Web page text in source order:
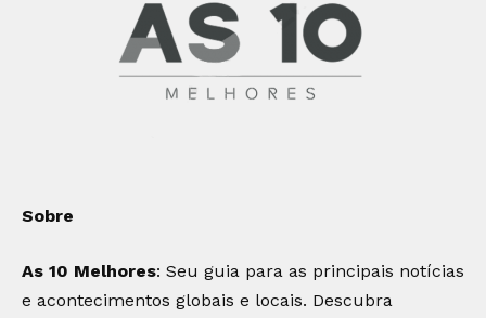
Sobre
As 10 Melhores: Seu guia para as principais notícias
e acontecimentos globais e locais. Descubra